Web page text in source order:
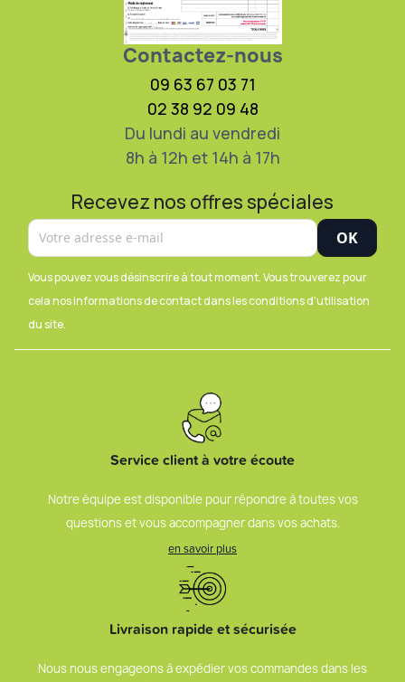
Contactez-nous
09 63 67 03 71
02 38 92 09 48
Du lundi au vendredi
8h à 12h et 14h à 17h
Recevez nos offres spéciales
Vous pouvez vous désinscrire à tout moment. Vous trouverez pour
cela nos informations de contact dans les conditions d'utilisation
du site.
Service client à votre écoute
Notre équipe est disponible pour répondre à toutes vos
questions et vous accompagner dans vos achats.
en savoir plus
Livraison rapide et sécurisée
Nous nous engageons à expédier vos commandes dans les